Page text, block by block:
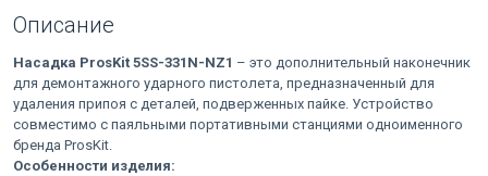
Описание
Насадка ProsKit 5SS-331N-NZ1 – это дополнительный наконечник
для демонтажного ударного пистолета, предназначенный для
удаления припоя с деталей, подверженных пайке. Устройство
совместимо с паяльными портативными станциями одноименного
бренда ProsKit.
Особенности изделия: